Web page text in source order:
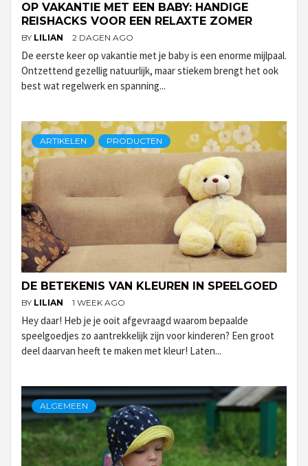
OP VAKANTIE MET EEN BABY: HANDIGE
REISHACKS VOOR EEN RELAXTE ZOMER
BY LILIAN 2 DAGEN AGO
De eerste keer op vakantie met je baby is een enorme mijlpaal.
Ontzettend gezellig natuurlijk, maar stiekem brengt het ook
best wat regelwerk en spanning...
ARTIKELEN PRODUCTEN
DE BETEKENIS VAN KLEUREN IN SPEELGOED
BY LILIAN 1 WEEK AGO
Hey daar! Heb je je ooit afgevraagd waarom bepaalde
speelgoedjes zo aantrekkelijk zijn voor kinderen? Een groot
deel daarvan heeft te maken met kleur! Laten...
ALGEMEEN